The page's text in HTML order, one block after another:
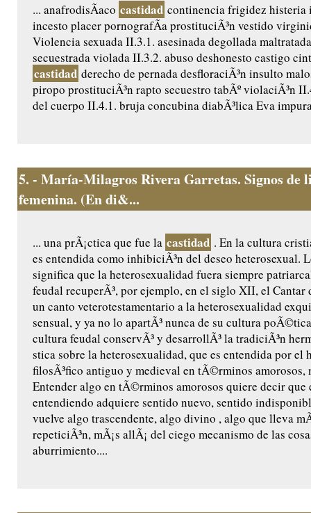
... anafrodisÃ­aco castidad continencia frigidez histeria
incesto placer pornografÃ­a prostituciÃ³n vestido
Violencia sexuada II.3.1. asesinada degollada
secuestrada violada II.3.2. abuso deshonesto castigo
castidad derecho de pernada desfloraciÃ³n insulto
piropo prostituciÃ³n rapto secuestro tabÃº violaciÃ³n
del cuerpo II.4.1. bruja concubina diabÃ³lica Eva
5. - María-Milagros Rivera Garretas. Signos de
femenina. (En di&...
... una prÃ¡ctica que fue la castidad . En la cultura
es entendida como inhibiciÃ³n del deseo heterosexual.
significa que la heterosexualidad fuera siempre
feudal recuperÃ³, por ejemplo, en el siglo XII, el Cantar
un canto veterotestamentario a la heterosexualidad
sensual, y ya no lo apartÃ³ nunca de su cultura
cultura feudal conservÃ³ y desarrollÃ³ la tradiciÃ³n
stica sobre la heterosexualidad, que es entendida por el
filosÃ³fico antiguo y medieval en tÃ©rminos amorosos,
Entender algo en tÃ©rminos amorosos quiere decir que
entendiendo adquiere sentido nuevo, sentido
vuelve algo trascendente, algo divino , algo que lleva
repeticiÃ³n, mÃ¡s allÃ¡ del ciego mecanismo de las
aburrimiento....